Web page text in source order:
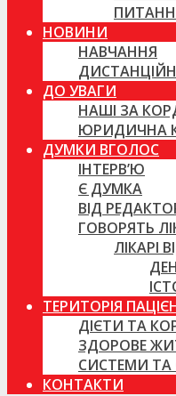
НОВИНИ
НАВЧАННЯ
ДО УВАГИ
НАШІ ЗА
ЮРИДИЧНА
ДУМКИ ВГОЛОС
ІНТЕРВ’Ю
Є ДУМКА
ВІД
ГОВОРЯТЬ
ЛІКАРІ
ТЕРИТОРІЯ
ДІЄТИ ТА
ЗДОРОВЕ
СИСТЕМИ
КОНТАКТИ